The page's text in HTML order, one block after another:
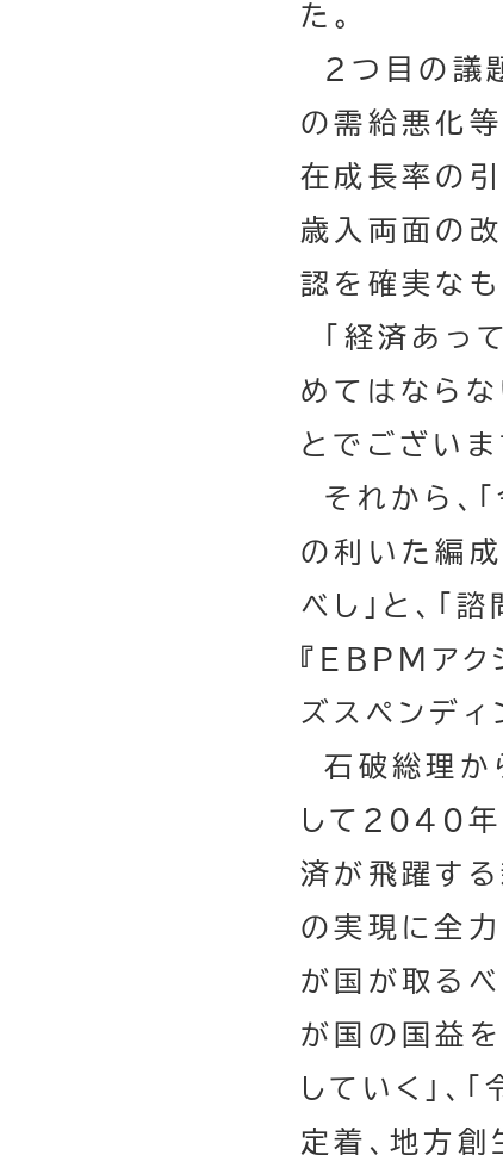
た。
２つ目の議
の需給悪化
在成長率の
歳入両面の
認を確実なも
「経済あっ
めてはならな
とでございま
それから、
の利いた編
べし」と、「
『EBPMアク
ズスペンディ
石破総理か
して2040年
済が飛躍す
の実現に全力
が国が取る
が国の国益
していく」、
定着、地方